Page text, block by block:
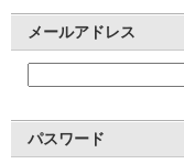
メールアドレス
パスワード